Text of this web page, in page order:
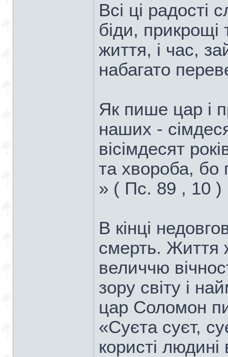
Всі ці радості
біди,
життя, і час,
набагато
Як пише цар і
наших -
вісімдесят
та хвороба, бо
» ( Пс. 89 , 10 )
В кінці
смерть. Життя
величчю
зору світу і
цар Соломон
«Суєта суєт,
користі